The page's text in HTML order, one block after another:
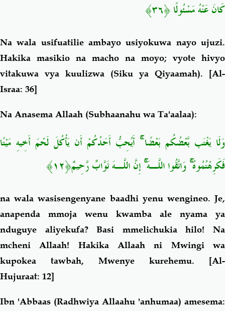
Chemsha Bongo Vitabu
Mapishi
كَانَ عَنْهُ مَسْئُولًا ﴿٣٦﴾
Na wala usifuatilie ambayo usiyokuwa nayo ujuzi.
Hakika masikio na macho na moyo; vyote hivyo
vitakuwa vya kuulizwa (Siku ya Qiyaamah). [Al-
Israa: 36]
Na Anasema Allaah (Subhaanahu wa Ta'aalaa):
وَلَا يَغْتَب بَّعْضُكُم بَعْضًا أَيُحِبُّ أَحَدُكُمْ أَن يَأْكُلَ لَحْمَ أَخِيهِ مَيْتًا
فَكَرِهْتُمُوهُ وَاتَّقُوا اللَّـهَ إِنَّ اللَّـهَ تَوَّابٌ رَّحِيمٌ﴿١٢﴾
na wala wasisengenyane baadhi yenu wengineo. Je,
anapenda mmoja wenu kwamba ale nyama ya
nduguye aliyekufa? Basi mmelichukia hilo! Na
mcheni Allaah! Hakika Allaah ni Mwingi wa
kupokea tawbah, Mwenye kurehemu. [Al-
Hujuraat: 12]
Ibn 'Abbaas (Radhwiya Allaahu 'anhumaa) amesema: